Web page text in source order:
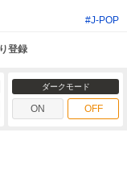
#J-POP
登録
ダークモード
ON OFF